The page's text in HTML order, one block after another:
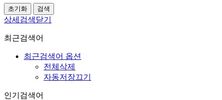
상세검색닫기
최근검색어
최근검색어 옵션
전체삭제
자동저장끄기
인기검색어